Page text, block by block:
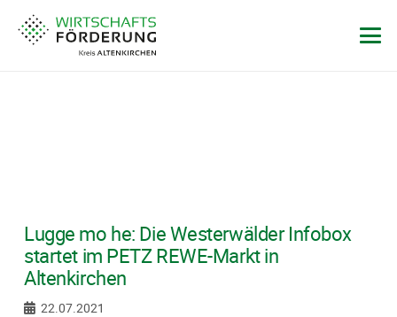
Lugge mo he: Die Westerwälder Infobox
startet im PETZ REWE-Markt in
Altenkirchen
22.07.2021